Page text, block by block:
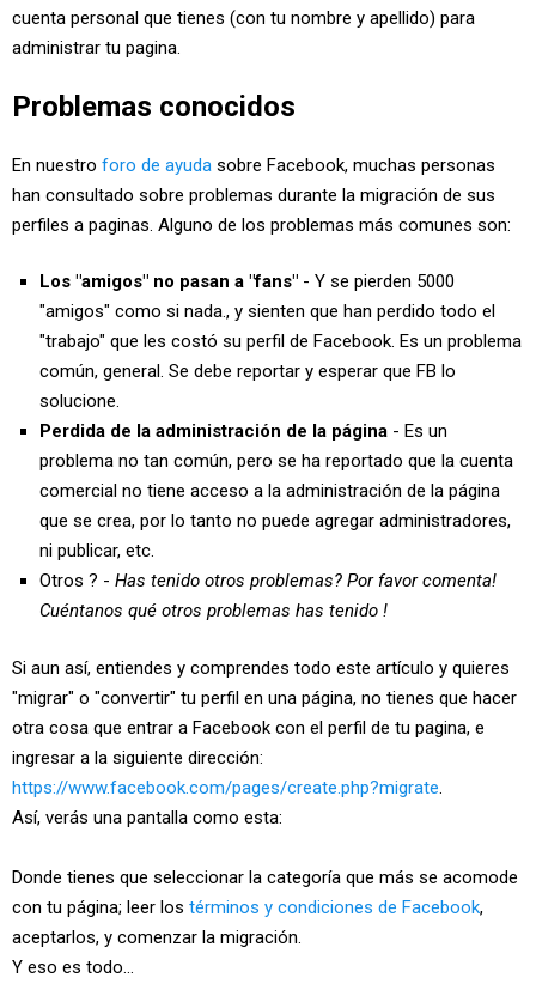
cuenta personal que tienes (con tu nombre y apellido) para
administrar tu pagina.
Problemas conocidos
En nuestro foro de ayuda sobre Facebook, muchas personas
han consultado sobre problemas durante la migración de sus
perfiles a paginas. Alguno de los problemas más comunes son:
Los "amigos" no pasan a "fans"- Y se pierden 5000
"amigos" como si nada., y sienten que han perdido todo el
"trabajo" que les costó su perfil de Facebook. Es un problema
común, general. Se debe reportar y esperar que FB lo
solucione.
Perdida de la administración de la página- Es un
problema no tan común, pero se ha reportado que la cuenta
comercial no tiene acceso a la administración de la página
que se crea, por lo tanto no puede agregar administradores,
ni publicar, etc.
Otros ? - Has tenido otros problemas? Por favor comenta!
Cuéntanos qué otros problemas has tenido !
Si aun así, entiendes y comprendes todo este artículo y quieres
"migrar" o "convertir" tu perfil en una página, no tienes que hacer
otra cosa que entrar a Facebook con el perfil de tu pagina, e
ingresar a la siguiente dirección:
https://www.facebook.com/pages/create.php?migrate
Así, verás una pantalla como esta:
Donde tienes que seleccionar la categoría que más se acomode
con tu página; leer los términos y condiciones de Facebook,
aceptarlos, y comenzar la migración.
Y eso es todo...